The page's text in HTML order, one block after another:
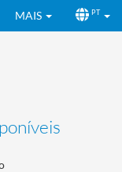
MAIS PT